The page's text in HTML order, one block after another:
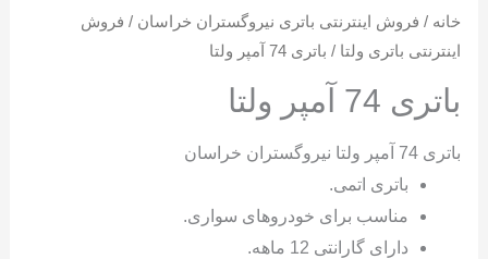
خانه / فروش اینترنتی باتری نیروگستران خراسان / فروش
اینترنتی باتری ولتا / باتری 74 آمپر ولتا
باتری 74 آمپر ولتا
باتری 74 آمپر ولتا نیروگستران خراسان
باتری اتمی.
مناسب برای خودروهای سواری.
دارای گارانتی 12 ماهه.